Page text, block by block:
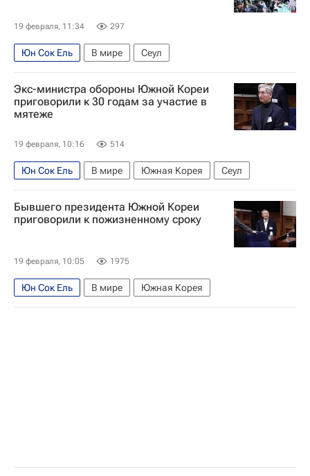
19 февраля, 11:34 297
Юн Сок Ель В мире Сеул
Экс-министра обороны Южной Кореи
приговорили к 30 годам за участие в
мятеже
19 февраля, 10:16 514
Юн Сок Ель В мире Южная Корея Сеул
Бывшего президента Южной Кореи
приговорили к пожизненному сроку
19 февраля, 10:05 1975
Юн Сок Ель В мире Южная Корея